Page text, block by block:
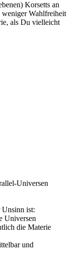
Korsetts an
weniger Wahlfreiheit
als Du vielleicht
Universen
ist:
Universen
die Materie
und